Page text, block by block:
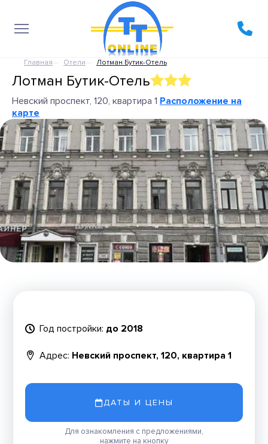
Главная Отели Лотман Бутик-Отель
Лотман Бутик-Отель
Невский проспект, 120, квартира 1 Расположение на
карте
Год постройки: до 2018
Адрес: Невский проспект, 120, квартира 1
ДАТЫ И ЦЕНЫ
Для ознакомления с предложениями,
нажмите на кнопку